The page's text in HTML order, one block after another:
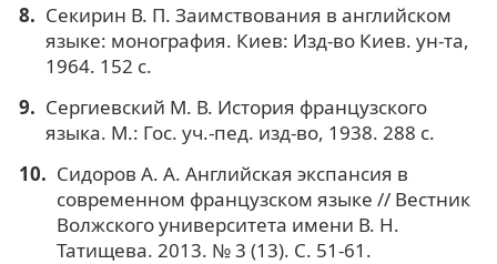
Секирин В. П. Заимствования в английском
языке: монография. Киев: Изд-во Киев. ун-та,
1964. 152 с.
Сергиевский М. В. История французского
языка. М.: Гос. уч.-пед. изд-во, 1938. 288 с.
Сидоров А. А. Английская экспансия в
современном французском языке // Вестник
Волжского университета имени В. Н.
Татищева. 2013. № 3 (13). С. 51-61.